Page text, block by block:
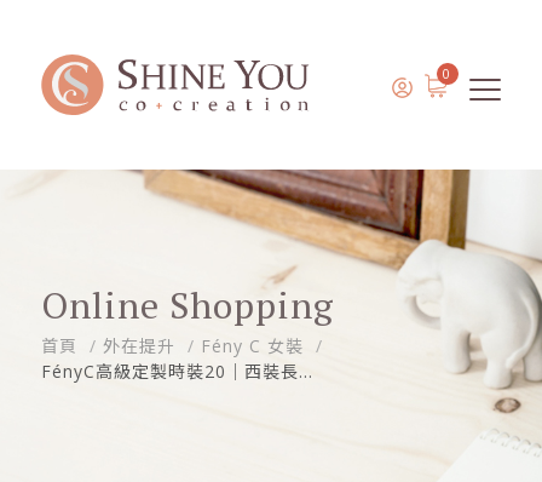
0
Online Shopping
首頁 外在提升
Fény C 女裝
FényC高級定製時裝20｜西裝長...